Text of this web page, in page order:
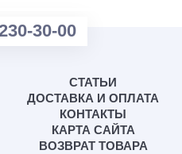
30-00
СТАТЬИ
ДОСТАВКА И ОПЛАТА
КОНТАКТЫ
КАРТА САЙТА
ВОЗВРАТ ТОВАРА